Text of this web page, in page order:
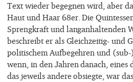
Text wieder begegnen wird, aber
Haut und Haar 68er. Die
Sprengkraft und langanhaltenden
beschreibt er als Gleichzeitig- und
politischem Aufbegehren und
wenn, in den Jahren danach, eines
das jeweils andere obsiegte, war